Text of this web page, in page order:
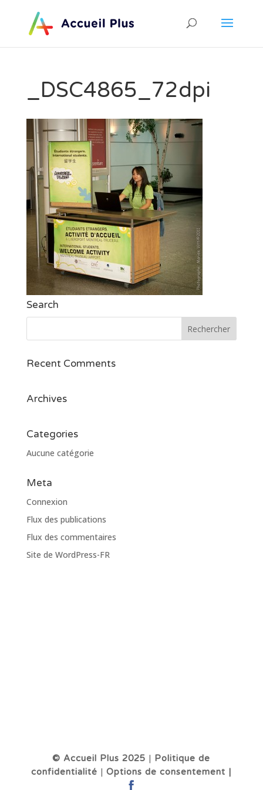
_DSC4865_72dpi
Search
Recent Comments
Archives
Categories
Aucune catégorie
Meta
Connexion
Flux des publications
Flux des commentaires
Site de WordPress-FR
© Accueil Plus 2025 | Politique de
confidentialité |Options de consentement |